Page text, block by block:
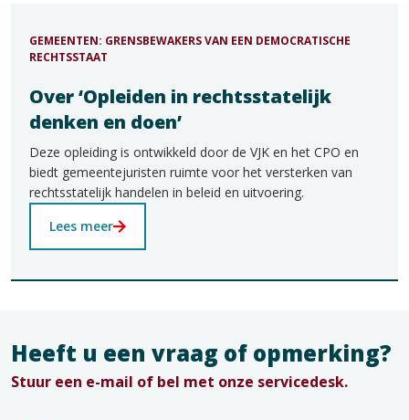
GEMEENTEN: GRENSBEWAKERS VAN EEN DEMOCRATISCHE
RECHTSSTAAT
Over ‘Opleiden in rechtsstatelijk
denken en doen’
Deze opleiding is ontwikkeld door de VJK en het CPO en
biedt gemeentejuristen ruimte voor het versterken van
rechtsstatelijk handelen in beleid en uitvoering.
Lees meer
Heeft u een vraag of opmerking?
Stuur een e-mail of bel met onze servicedesk.